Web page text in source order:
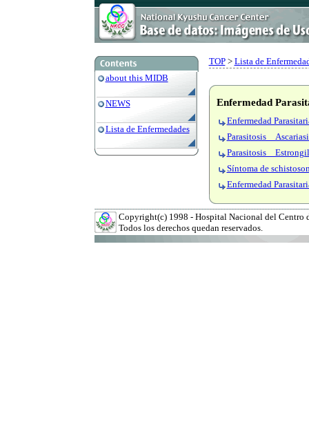
about this MIDB
NEWS
Lista de Enfermedades
TOP> Lista de
Enfermedad
Enfermedad
Parasitosis
Parasitosis
Síntoma de
Enfermedad
Copyright(c) 1998 - Hospital Nacional del Centro
Todos los derechos quedan reservados.